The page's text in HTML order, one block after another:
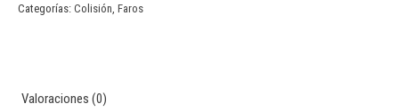
Categorías: Colisión Faros
Valoraciones (0)